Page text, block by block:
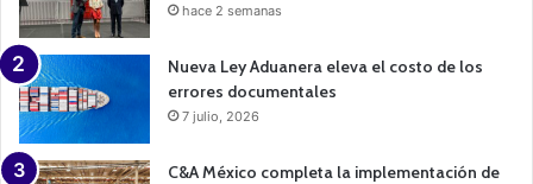
hace 2 semanas
Nueva Ley Aduanera eleva el costo de los
errores documentales
7 julio, 2026
C&A México completa la implementación de